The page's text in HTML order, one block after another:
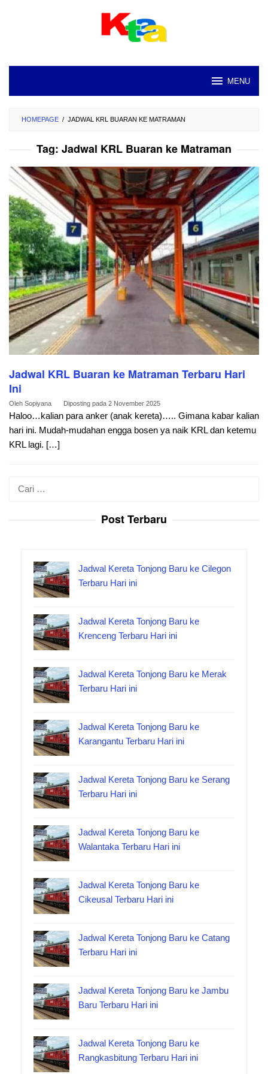
MENU
HOMEPAGE / JADWAL KRL BUARAN KE MATRAMAN
Tag: Jadwal KRL Buaran ke Matraman
Jadwal KRL Buaran ke Matraman Terbaru Hari
Ini
Oleh Sopiyana Diposting pada 2 November 2025
Haloo…kalian para anker (anak kereta)….. Gimana kabar kalian
hari ini. Mudah-mudahan engga bosen ya naik KRL dan ketemu
KRL lagi. […]
Post Terbaru
Jadwal Kereta Tonjong Baru ke Cilegon
Terbaru Hari ini
Jadwal Kereta Tonjong Baru ke
Krenceng Terbaru Hari ini
Jadwal Kereta Tonjong Baru ke Merak
Terbaru Hari ini
Jadwal Kereta Tonjong Baru ke
Karangantu Terbaru Hari ini
Jadwal Kereta Tonjong Baru ke Serang
Terbaru Hari ini
Jadwal Kereta Tonjong Baru ke
Walantaka Terbaru Hari ini
Jadwal Kereta Tonjong Baru ke
Cikeusal Terbaru Hari ini
Jadwal Kereta Tonjong Baru ke Catang
Terbaru Hari ini
Jadwal Kereta Tonjong Baru ke Jambu
Baru Terbaru Hari ini
Jadwal Kereta Tonjong Baru ke
Rangkasbitung Terbaru Hari ini